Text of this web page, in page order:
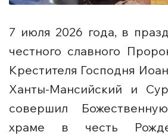
7 июля 2026 года, в
честного славного
Крестителя Господня
Ханты-Мансийский и
совершил
храме в честь